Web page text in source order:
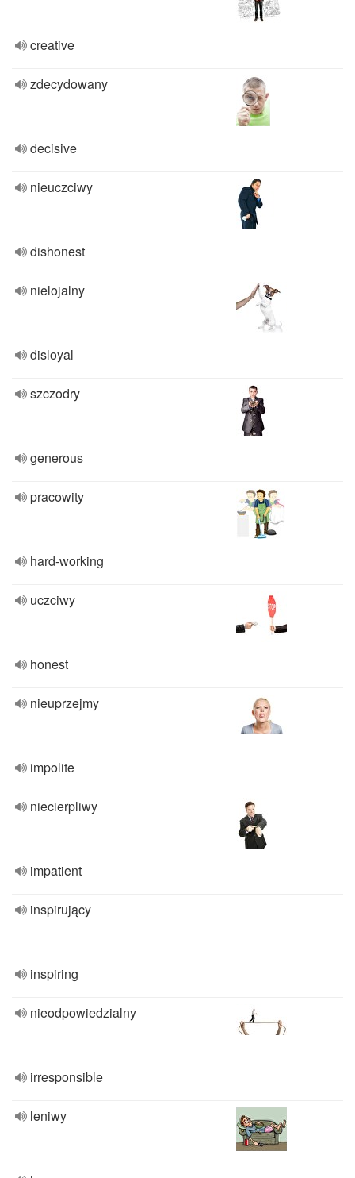
creative
zdecydowany
decisive
nieuczciwy
dishonest
nielojalny
disloyal
szczodry
generous
pracowity
hard-working
uczciwy
honest
nieuprzejmy
impolite
niecierpliwy
impatient
inspirujący
inspiring
nieodpowiedzialny
irresponsible
leniwy